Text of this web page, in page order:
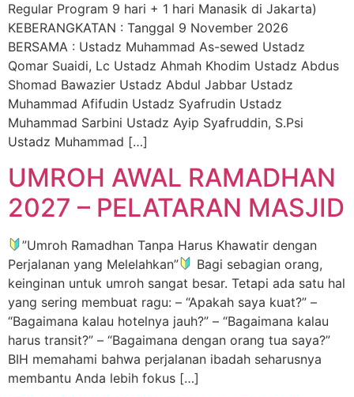
Regular Program 9 hari + 1 hari Manasik di Jakarta)
KEBERANGKATAN : Tanggal 9 November 2026
BERSAMA : Ustadz Muhammad As-sewed Ustadz
Qomar Suaidi, Lc Ustadz Ahmah Khodim Ustadz Abdus
Shomad Bawazier Ustadz Abdul Jabbar Ustadz
Muhammad Afifudin Ustadz Syafrudin Ustadz
Muhammad Sarbini Ustadz Ayip Syafruddin, S.Psi
Ustadz Muhammad […]
UMROH AWAL RAMADHAN
2027 – PELATARAN MASJID
”Umroh Ramadhan Tanpa Harus Khawatir dengan
Perjalanan yang Melelahkan”
Bagi sebagian orang,
keinginan untuk umroh sangat besar. Tetapi ada satu hal
yang sering membuat ragu: – “Apakah saya kuat?” –
“Bagaimana kalau hotelnya jauh?” – “Bagaimana kalau
harus transit?” – “Bagaimana dengan orang tua saya?”
BIH memahami bahwa perjalanan ibadah seharusnya
membantu Anda lebih fokus […]